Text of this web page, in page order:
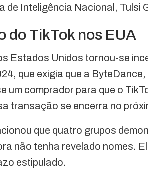
de Inteligência Nacional, Tulsi
do TikTok nos EUA
Estados Unidos tornou-se
que exigia que a
um comprador para que o
transação se encerra no
que quatro grupos
não tenha revelado nomes.
estipulado.